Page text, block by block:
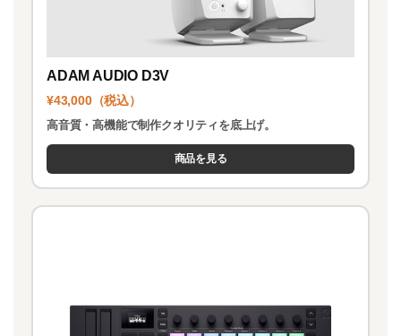
ADAM AUDIO D3V
¥43,000（税込）
高音質・高機能で制作クオリティを底上げ。
商品を見る